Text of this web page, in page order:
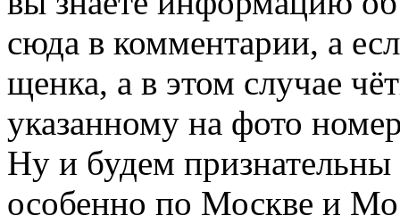
сюда в комментарии, а
щенка, а в этом случае
указанному на фото
Ну и будем
особенно по Москве и